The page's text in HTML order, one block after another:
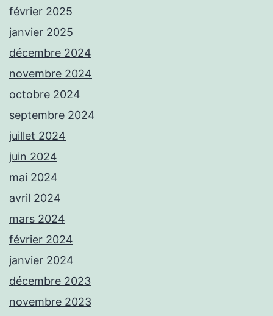
février 2025
janvier 2025
décembre 2024
novembre 2024
octobre 2024
septembre 2024
juillet 2024
juin 2024
mai 2024
avril 2024
mars 2024
février 2024
janvier 2024
décembre 2023
novembre 2023